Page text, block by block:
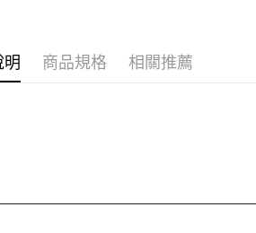
明 商品規格 相關推薦